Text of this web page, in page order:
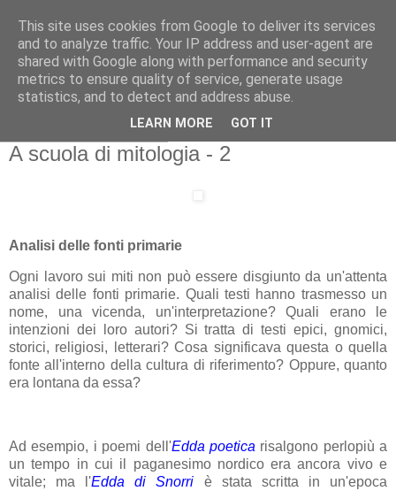
Gangleri - Il blog del
Progetto Bifröst
A scuola di mitologia - 2
Analisi delle fonti primarie
Ogni lavoro sui miti non può essere disgiunto da un'attenta
analisi delle fonti primarie. Quali testi hanno trasmesso un
nome, una vicenda, un'interpretazione? Quali erano le
intenzioni dei loro autori? Si tratta di testi epici, gnomici,
storici, religiosi, letterari? Cosa significava questa o quella
fonte all'interno della cultura di riferimento? Oppure, quanto
era lontana da essa?
Ad esempio, i poemi dell'Edda poetica risalgono perlopiù a
un tempo in cui il paganesimo nordico era ancora vivo e
vitale; ma l'Edda di Snorri è stata scritta in un'epoca
This site uses cookies from Google to deliver its services
and to analyze traffic. Your IP address and user-agent are
shared with Google along with performance and security
metrics to ensure quality of service, generate usage
statistics, and to detect and address abuse.
LEARN MORE GOT IT